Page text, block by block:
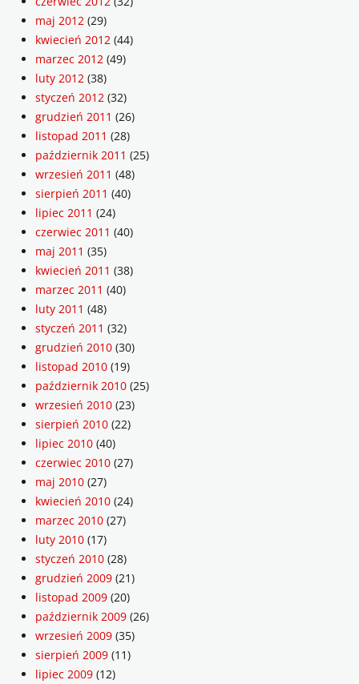
maj 2012 (29)
kwiecień 2012 (44)
marzec 2012 (49)
luty 2012 (38)
styczeń 2012 (32)
grudzień 2011 (26)
listopad 2011 (28)
październik 2011 (25)
wrzesień 2011 (48)
sierpień 2011 (40)
lipiec 2011 (24)
czerwiec 2011 (40)
maj 2011 (35)
kwiecień 2011 (38)
marzec 2011 (40)
luty 2011 (48)
styczeń 2011 (32)
grudzień 2010 (30)
listopad 2010 (19)
październik 2010 (25)
wrzesień 2010 (23)
sierpień 2010 (22)
lipiec 2010 (40)
czerwiec 2010 (27)
maj 2010 (27)
kwiecień 2010 (24)
marzec 2010 (27)
luty 2010 (17)
styczeń 2010 (28)
grudzień 2009 (21)
listopad 2009 (20)
październik 2009 (26)
wrzesień 2009 (35)
sierpień 2009 (11)
lipiec 2009 (12)